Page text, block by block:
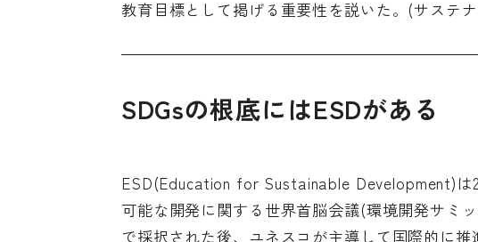
教育目標として掲げる重要性を説いた。(サステ
SDGsの根底にはESDがある
ESD(Education for Sustainable Development)は
可能な開発に関する世界首脳会議(環境開発サミ
で採択された後、ユネスコが主導して国際的に